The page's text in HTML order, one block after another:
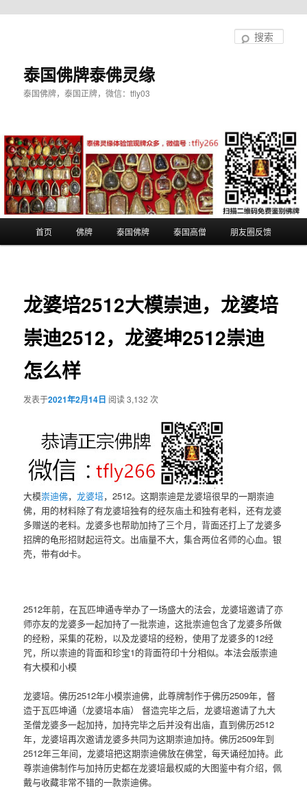
泰国佛牌泰佛灵缘
泰国佛牌，泰国正牌，微信：tfly03
首页 佛牌 泰国佛牌 泰国高僧 朋友圈反馈
龙婆培2512大模崇迪，龙婆培
崇迪2512，龙婆坤2512崇迪
怎么样
发表于2021年2月14日 阅读 3,132 次
大模崇迪佛，龙婆培，2512。这期崇迪是龙婆培很早的一期崇迪
佛，用的材料除了有龙婆培独有的经灰庙土和独有老料，还有龙婆
多赠送的老料。龙婆多也帮助加持了三个月，背面还打上了龙婆多
招牌的龟形招财起运符文。出庙量不大，集合两位名师的心血。银
壳，带有dd卡。
2512年前，在瓦匹坤通寺举办了一场盛大的法会，龙婆培邀请了亦
师亦友的龙婆多一起加持了一批崇迪，这批崇迪包含了龙婆多所做
的经粉，采集的花粉，以及龙婆培的经粉，使用了龙婆多的12经
咒，所以崇迪的背面和珍宝1的背面符印十分相似。本法会版崇迪
有大模和小模
龙婆培。佛历2512年小模崇迪佛，此尊牌制作于佛历2509年，督
造于瓦匹坤通（龙婆培本庙） 督造完毕之后，龙婆培邀请了九大
圣僧龙婆多一起加持，加持完毕之后并没有出庙，直到佛历2512
年，龙婆培再次邀请龙婆多共同为这期崇迪加持。佛历2509年到
2512年三年间，龙婆培把这期崇迪佛放在佛堂，每天诵经加持。此
尊崇迪佛制作与加持历史都在龙婆培最权威的大图鉴中有介绍，佩
戴与收藏非常不错的一款崇迪佛。